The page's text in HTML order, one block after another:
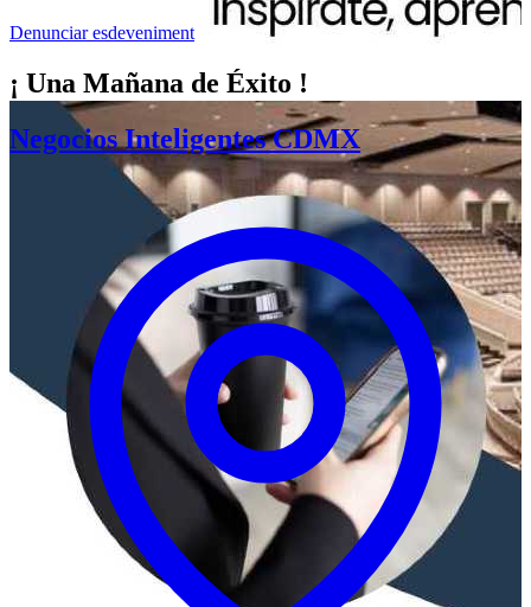
Denunciar esdeveniment
¡ Una Mañana de Éxito !
Negocios Inteligentes CDMX